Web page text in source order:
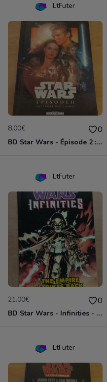
LtFuter
8.00€ 0
BD Star Wars - Épisode 2 : l'attaque des clones
LtFuter
21.00€ 0
BD Star Wars - Infinities - The Empire Strike Back (VO)
LtFuter